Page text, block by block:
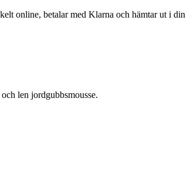
online, betalar med Klarna och hämtar ut i
len jordgubbsmousse.